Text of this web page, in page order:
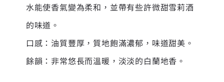
水能使香氣變為柔和，並帶有些許微甜雪莉酒
的味道。
口感：油質豐厚，質地飽滿濃郁，味道甜美。
餘韻：非常悠長而溫暖，淡淡的白蘭地香。